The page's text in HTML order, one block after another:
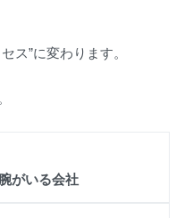
ス”に変わります。
がいる会社